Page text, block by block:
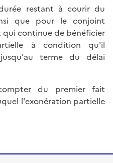
restant à courir du
que pour le conjoint
continue de bénéficier
à condition qu'il
terme du délai
du premier fait
l'exonération partielle